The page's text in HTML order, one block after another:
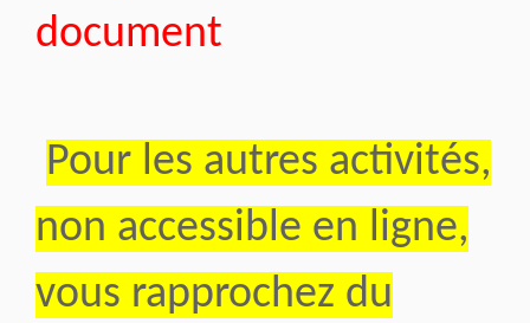
document
Pour les autres activités,
non accessible en ligne,
vous rapprochez du